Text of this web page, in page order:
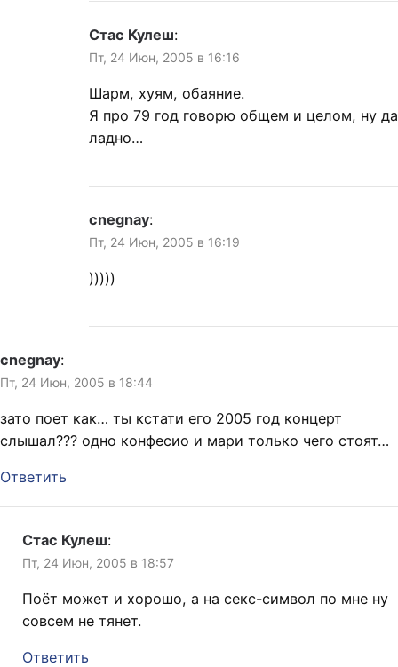
Стас Кулеш:
Пт, 24 Июн, 2005 в 16:16
Шарм, хуям, обаяние.
Я про 79 год говорю общем и целом, ну да
ладно…
cnegnay:
Пт, 24 Июн, 2005 в 16:19
)))))
cnegnay:
Пт, 24 Июн, 2005 в 18:44
зато поет как… ты кстати его 2005 год концерт
слышал??? одно конфесио и мари только чего стоят…
Ответить
Стас Кулеш:
Пт, 24 Июн, 2005 в 18:57
Поёт может и хорошо, а на секс-символ по мне ну
совсем не тянет.
Ответить